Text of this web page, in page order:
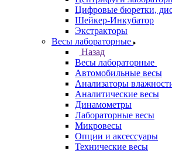
Цифровые бюретки,
Шейкер-Инкубатор
Экстракторы
Весы лабораторные
Назад
Весы лабораторные
Автомобильные весы
Анализаторы
Аналитические весы
Динамометры
Лабораторные весы
Микровесы
Опции и аксессуары
Технические весы